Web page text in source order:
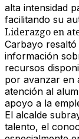
alta intensidad
facilitando su
Liderazgo en
Carbayo
información
recursos
por avanzar en
atención al
apoyo a la
El alcalde
talento, el